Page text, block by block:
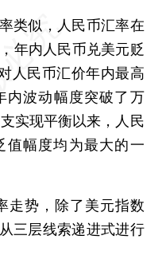
似，人民币汇率在
年内人民币兑美元贬
人民币汇价年内最高
内波动幅度突破了万
实现平衡以来，人民
值幅度均为最大的一
势，除了美元指数
三层线索递进式进行